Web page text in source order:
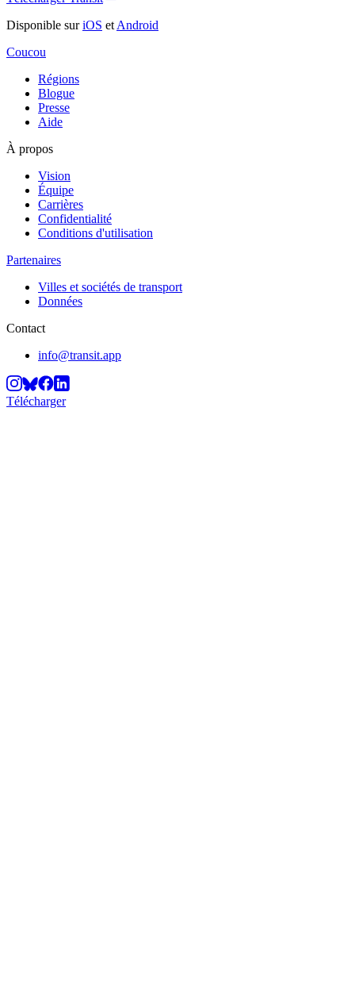
Disponible suriOS et Android
Coucou
Régions
Blogue
Presse
Aide
À propos
Vision
Équipe
Carrières
Confidentialité
Conditions d'utilisation
Partenaires
Villes et sociétés de transport
Données
Contact
info@transit.app
Télécharger